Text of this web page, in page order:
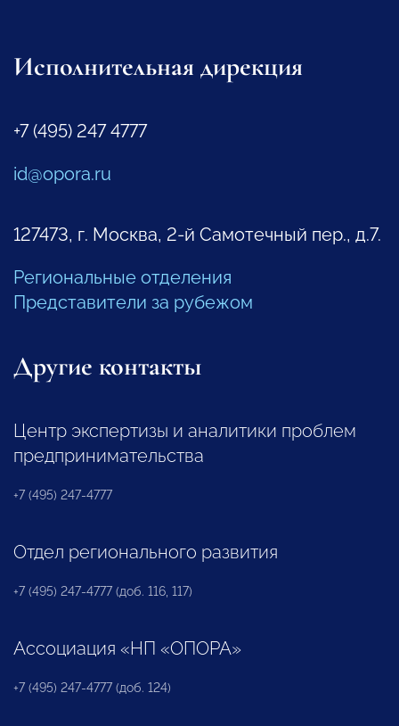
Исполнительная дирекция
+7 (495) 247 4777
id@opora.ru
127473, г. Москва, 2-й Самотечный пер., д.7.
Региональные отделения
Представители за рубежом
Другие контакты
Центр экспертизы и аналитики проблем
предпринимательства
+7 (495) 247-4777
Отдел регионального развития
+7 (495) 247-4777 (доб. 116, 117)
Ассоциация «НП «ОПОРА»
+7 (495) 247-4777 (доб. 124)